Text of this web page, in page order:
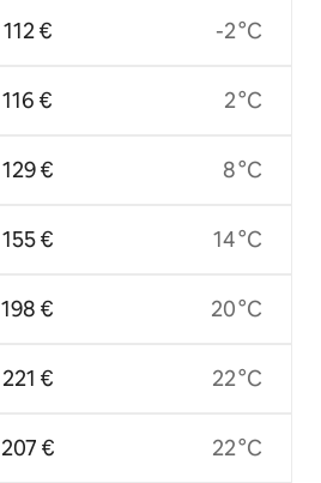
112 €
116 €
129 €
155 €
198 €
221 €
207 €
-2 °C
2 °C
8 °C
14 °C
20 °C
22 °C
22 °C